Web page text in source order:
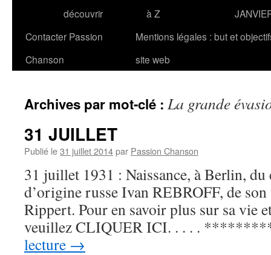
découvrir
à Z
Contacter Passion
Chanson
Mentions légales : but et
site web
Archives par mot-clé : La grande
31 JUILLET
Publié le31 juillet 2014par Passion Chanson
31 juillet 1931 : Naissance, à Berlin, du
d’origine russe Ivan REBROFF, de
Rippert. Pour en savoir plus sur sa vie
veuillez CLIQUER ICI. . . . .
lecture →